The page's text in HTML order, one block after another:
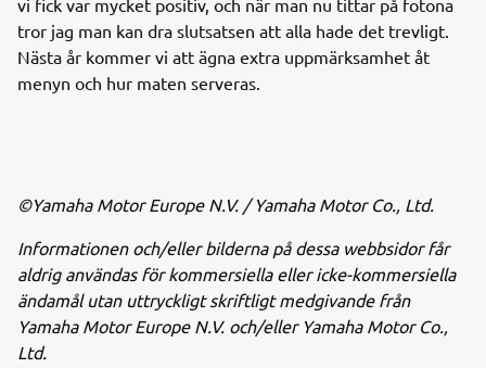
vi fick var mycket positiv, och när man nu tittar på fotona
tror jag man kan dra slutsatsen att alla hade det trevligt.
Nästa år kommer vi att ägna extra uppmärksamhet åt
menyn och hur maten serveras.
©Yamaha Motor Europe N.V. / Yamaha Motor Co., Ltd.
Informationen och/eller bilderna på dessa webbsidor får
aldrig användas för kommersiella eller icke-kommersiella
ändamål utan uttryckligt skriftligt medgivande från
Yamaha Motor Europe N.V. och/eller Yamaha Motor Co.,
Ltd.